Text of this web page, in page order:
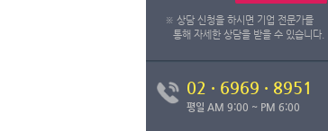
※ 상담 신청을 하시면 기업 전문가를
통해 자세한 상담을 받을 수 있습니다.
02 · 6969 · 8951
평일 AM 9:00 ~ PM 6:00